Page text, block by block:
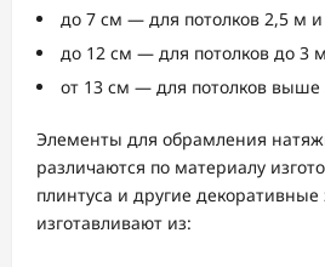
до 7 см — для потолков 2,5 м
до 12 см — для потолков до 3
от 13 см — для потолков выше
Элементы для обрамления
различаются по материалу
плинтуса и другие
изготавливают из: